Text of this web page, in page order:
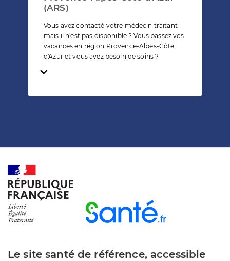
(ARS)
Vous avez contacté votre médecin traitant
mais il n'est pas disponible ? Vous passez vos
vacances en région Provence-Alpes-Côte
d'Azur et vous avez besoin de soins ?
Temps de lecture
Le site santé de référence, accessible